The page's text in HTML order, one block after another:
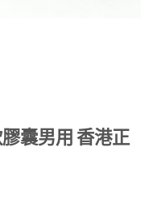
囊男用 香港正